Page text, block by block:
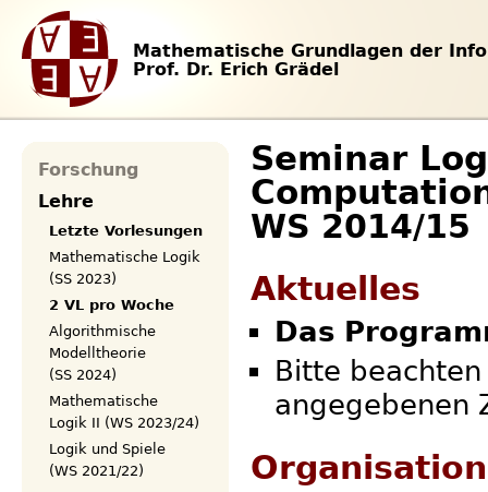
Mathematische Grundlagen der
Prof. Dr. Erich Grädel
Seminar
WS 2014/15
Aktuelles
Das
Bitte
angegebenen
Organisation
Forschung
Lehre
Letzte Vorlesungen
Mathematische Logik
(SS 2023)
2 VL pro Woche
Algorithmische
Modelltheorie
(SS 2024)
Mathematische
Logik II (WS 2023/24)
Logik und Spiele
(WS 2021/22)